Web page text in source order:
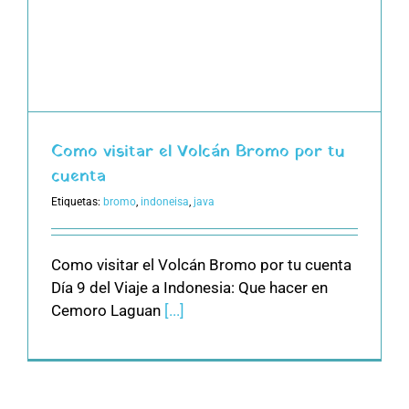
Como visitar el Volcán Bromo por tu
cuenta
Etiquetas: bromo, indoneisa, java
Como visitar el Volcán Bromo por tu cuenta
Día 9 del Viaje a Indonesia: Que hacer en
Cemoro Laguan [...]